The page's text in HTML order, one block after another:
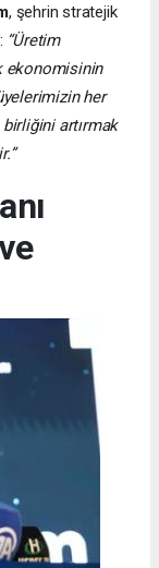
, şehrin stratejik
“Üretim
ekonomisinin
her
artırmak